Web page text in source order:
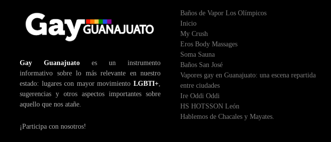
ó
d
e
e
n
Gay Guanajuato es un instrumento
informativo sobre lo más relevante en nuestro
estado: lugares con mayor movimiento LGBTI+,
sugerencias y otros aspectos importantes sobre
aquello que nos atañe.
¡Participa con nosotros!
Baños de Vapor Los Olímpicos
Inicio
My Crush
Eros Body Massages
Soma Sauna
Baños San José
Vapores gay en Guanajuato: una escena repartida
entre ciudades
Ire Oddi Oddi
HS HOTSSON León
Hablemos de Chacales y Mayates.